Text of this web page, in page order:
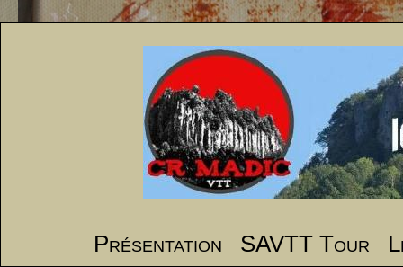
Présentation SAVTT Tour